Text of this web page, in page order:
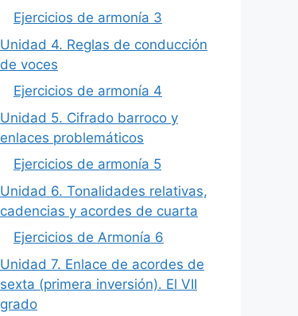
Ejercicios de armonía 3
Unidad 4. Reglas de conducción
de voces
Ejercicios de armonía 4
Unidad 5. Cifrado barroco y
enlaces problemáticos
Ejercicios de armonía 5
Unidad 6. Tonalidades relativas,
cadencias y acordes de cuarta
Ejercicios de Armonía 6
Unidad 7. Enlace de acordes de
sexta (primera inversión). El VII
grado